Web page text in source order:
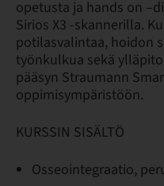
opetusta ja hands on
Sirios X3 -skannerilla.
potilasvalintaa, hoidon
työnkulkua sekä
pääsyn Straumann
oppimisympäristöön.
KURSSIN SISÄLTÖ
Osseointegraatio,